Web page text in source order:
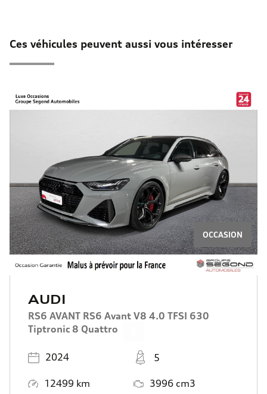
Ces véhicules peuvent aussi vous intéresser
OCCASION
AUDI
RS6 AVANT RS6 Avant V8 4.0 TFSI 630
Tiptronic 8 Quattro
Année
2024
Places
5
Kilométrage
12499 km
Moteur
3996 cm3